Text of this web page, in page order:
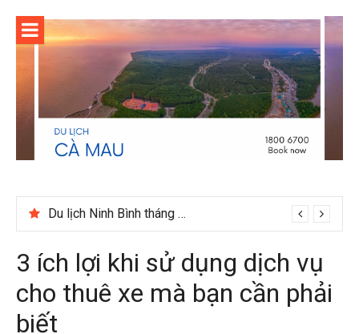
content
Du lịch Ninh Bình tháng 12 có gì đáng trải nghiệm
3 ích lợi khi sử dụng dịch vụ
cho thuê xe mà bạn cần phải
biết